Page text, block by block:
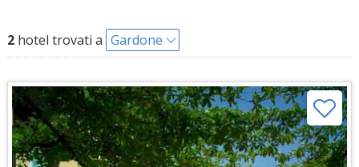
2hotel trovati a Gardone